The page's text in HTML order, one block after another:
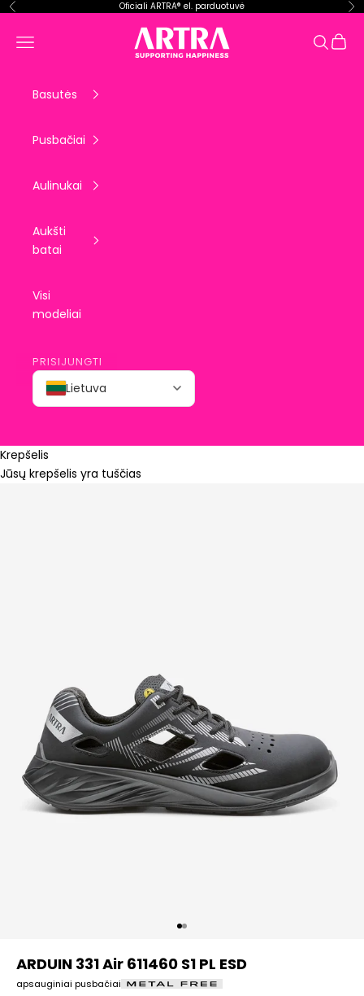
Pereiti prie turinio
Ankstesnis Oficiali ARTRA® el. parduotuvė
ARTRA EU
Meniu Paieška
Basutės
Pusbačiai
Aulinukai
Aukšti
batai
Visi
modeliai
PRISIJUNGTI
Lietuva
Krepšelis
Jūsų krepšelis yra tuščias
Eiti į elementą 1
Eiti į elementą 2
ARDUIN 331 Air 611460 S1 PL ESD
apsauginiai pusbačiai